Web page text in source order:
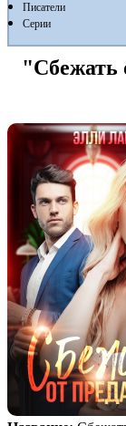
Писатели
Серии
"Сбежать